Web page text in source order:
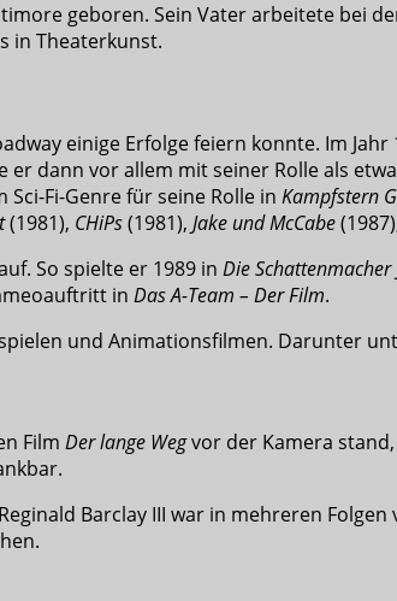
geboren. Sein Vater arbeitete bei
in Theaterkunst.
einige Erfolge feiern konnte. Im
dann vor allem mit seiner Rolle als
Sci-Fi-Genre für seine Rolle in Kampfstern
(1981), CHiPs(1981), Jake und McCabe
So spielte er 1989 in Die Schattenmacher
in Das A-Team – Der Film.
und Animationsfilmen. Darunter
Film Der lange Wegvor der Kamera
Barclay III war in mehreren Folgen